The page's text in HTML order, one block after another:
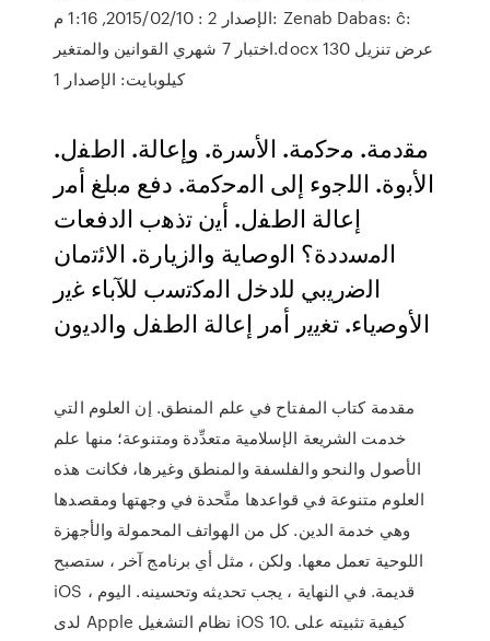
الإصدار 2 : 10‏/02‏/2015, 1:16 م: Zenab Dabas: ĉ:
اختبار 7 شهري القوانين والمتغير.docx عرض تنزيل 130
كيلوبايت: الإصدار 1
ﻣﻘﺩﻣﺔ. ﻣﺣﻛﻣﺔ. ﺍﻷﺳﺭﺓ. ﻭﺇﻋﺎﻟﺔ. ﺍﻟﻁﻔﻝ.
ﺍﻷﺑﻭﺓ. ﺍﻟﻠﺟﻭء ﺇﻟﻰ ﺍﻟﻣﺣﻛﻣﺔ. ﺩﻓﻊ ﻣﺑﻠﻎ ﺃﻣﺭ
ﺇﻋﺎﻟﺔ ﺍﻟﻁﻔﻝ. ﺃﻳﻥ ﺗﺫﻫﺏ ﺍﻟﺩﻓﻌﺎﺕ
ﺍﻟﻣﺳﺩﺩﺓ؟ ﺍﻟﻭﺻﺎﻳﺔ ﻭﺍﻟﺯﻳﺎﺭﺓ. ﺍﻻﺋﺗﻣﺎﻥ
ﺍﻟﺿﺭﻳﺑﻲ ﻟﻠﺩﺧﻝ ﺍﻟﻣﻛﺗﺳﺏ ﻟﻶﺑﺎء ﻏﻳﺭ
ﺍﻷﻭﺻﻳﺎء. ﺗﻐﻳﻳﺭ ﺃﻣﺭ ﺇﻋﺎﻟﺔ ﺍﻟﻁﻔﻝ ﻭﺍﻟﺩﻳﻭﻥ
مقدمة كتاب المفتاح في علم المنطق. إن العلوم التي
خدمت الشريعة الإسلامية متعدِّدة ومتنوعة؛ منها علم
الأصول والنحو والفلسفة والمنطق وغيرها، فكانت هذه
العلوم متنوعة في قواعدها متَّحدة في وجهتها ومقصدها
وهي خدمة الدين. كل من الهواتف المحمولة والأجهزة
اللوحية تعمل معها. ولكن ، مثل أي برنامج آخر ، ستصبح
iOS قديمة. في النهاية ، يجب تحديثه وتحسينه. اليوم ،
لدى Apple نظام التشغيل iOS 10. كيفية تثبيته على